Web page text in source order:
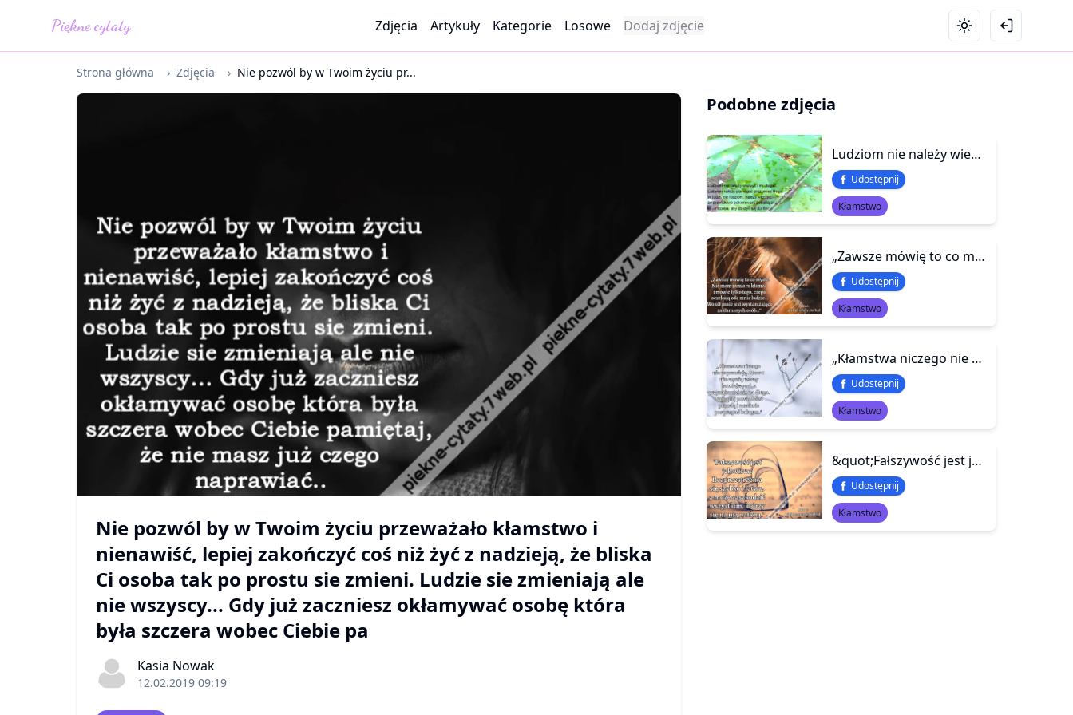
Piękne cytaty Zdjęcia Artykuły Kategorie Losowe Dodaj zdjęcie
Strona główna › Zdjęcia › Nie pozwól by w Twoim życiu pr...
Nie pozwól by w Twoim życiu przeważało kłamstwo i
nienawiść, lepiej zakończyć coś niż żyć z nadzieją, że bliska
Ci osoba tak po prostu sie zmieni. Ludzie sie zmieniają ale
nie wszyscy... Gdy już zaczniesz okłamywać osobę która
była szczera wobec Ciebie pa
Kasia Nowak
12.02.2019 09:19
Podobne zdjęcia
Ludziom nie należy wierzyć i im ulegać. \r\nLudziom należy pomagać zrozumieć Boga. \r\nW ludzi, nie ludziom, należy wierzyć, \r\nże prawidłowo pokierowani potrafią zrobić \r\nto co trzeba, aby zbliżyć się do Boga.
Udostępnij
Kłamstwo
„Zawsze mówię to co myślę! Nie mam zamiaru kłamać i mówić tylko tego, czego oczekują ode mnie ludzie… Wokół mnie jest wystarczająco zakłamanych osób…”
Udostępnij
Kłamstwo
„Kłamstwa niczego nie naprawiają. Nawet nie czynią rzeczy łatwiejszymi, a przynajmniej nie na długo. Najlepiej powiedzieć prawdę i uczciwie posprzątać bałagan.”
Udostępnij
Kłamstwo
&quot;Fałszywość jest jak wirus. Rozprzestrzenia się szybko i łatwo, a może zaszkodzić wszystkim, którzy się na nią natkną.&quot;
Udostępnij
Kłamstwo